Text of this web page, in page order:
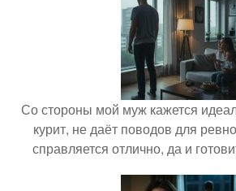
Со стороны мой муж кажется
курит, не даёт поводов для
справляется отлично, да и